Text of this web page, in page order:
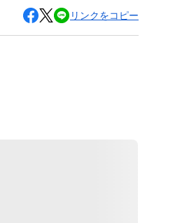
リンクをコピー